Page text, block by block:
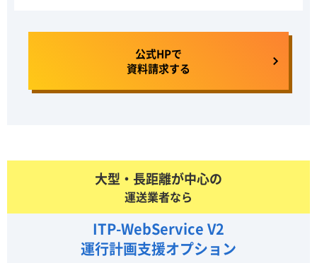
公式HPで
資料請求する
大型・長距離が中心の
運送業者なら
ITP-WebService V2
運行計画支援オプション